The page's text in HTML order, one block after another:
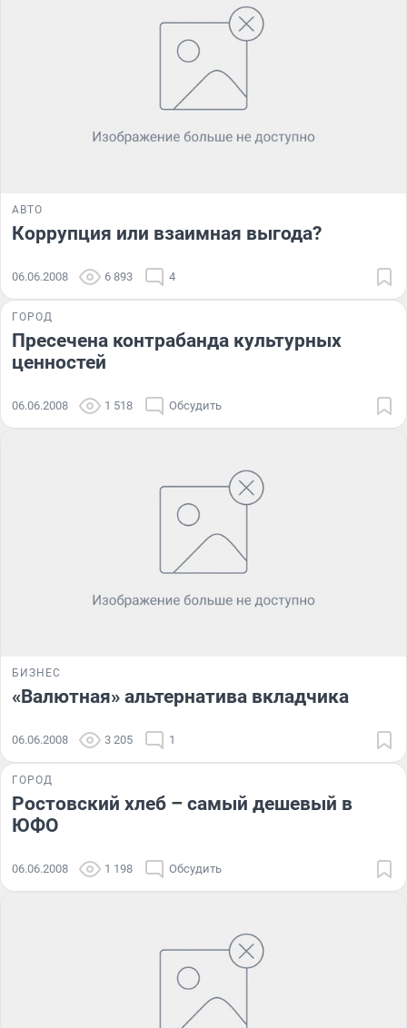
АВТО
Коррупция или взаимная выгода?
06.06.2008 6 893 4
ГОРОД
Пресечена контрабанда культурных
ценностей
06.06.2008 1 518 Обсудить
БИЗНЕС
«Валютная» альтернатива вкладчика
06.06.2008 3 205 1
ГОРОД
Ростовский хлеб – самый дешевый в
ЮФО
06.06.2008 1 198 Обсудить